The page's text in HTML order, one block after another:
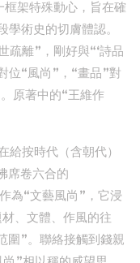
架特殊動心，旨在確
術史的切膚體認。
疏離”，剛好與“‘詩品
位“風尚”，“畫品”對
原著中的“王維作
按時代（含朝代）
席卷六合的
為“文藝風尚”，它浸
、文體、作風的往
圍”。聯絡接觸到錢親